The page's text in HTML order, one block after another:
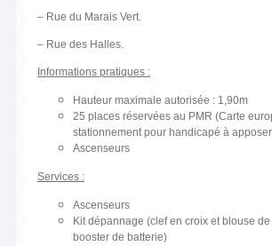
– Rue du Marais Vert.
– Rue des Halles.
Informations pratiques :
Hauteur maximale autorisée : 1,90m
25 places réservées au PMR (Carte
stationnement pour handicapé à
Ascenseurs
Services :
Ascenseurs
Kit dépannage (clef en croix et blouse
booster de batterie)